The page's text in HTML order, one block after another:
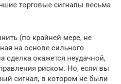
торговые сигналы весьма
(по крайней мере, не
на основе сильного
сделка окажется неудачной,
риском. Но, если вы
сигнал, в котором не были